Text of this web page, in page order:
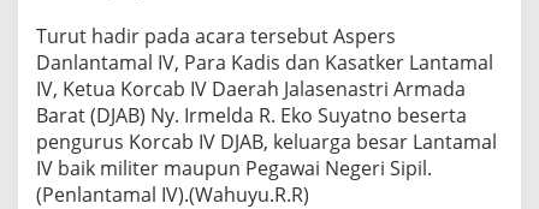
Turut hadir pada acara tersebut Aspers
Danlantamal IV, Para Kadis dan Kasatker Lantamal
IV, Ketua Korcab IV Daerah Jalasenastri Armada
Barat (DJAB) Ny. Irmelda R. Eko Suyatno beserta
pengurus Korcab IV DJAB, keluarga besar Lantamal
IV baik militer maupun Pegawai Negeri Sipil.
(Penlantamal IV).(Wahuyu.R.R)